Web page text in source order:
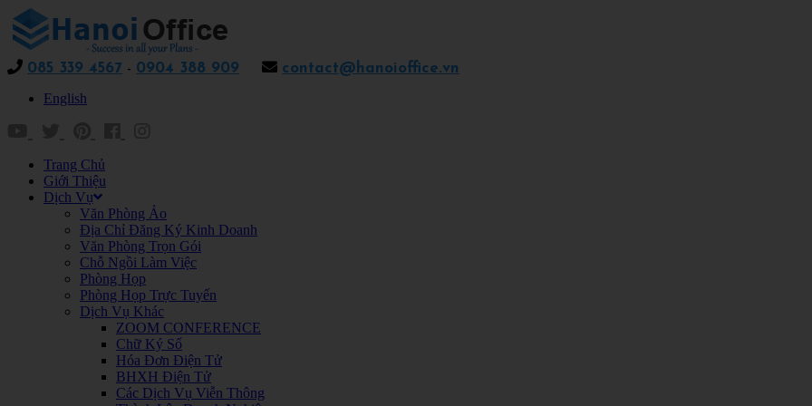
085 339 4567 - 0904 388 909
contact@hanoioffice.vn
English
Trang Chủ
Giới Thiệu
Dịch Vụ
Văn Phòng Ảo
Địa Chỉ Đăng Ký Kinh Doanh
Văn Phòng Trọn Gói
Chỗ Ngồi Làm Việc
Phòng Họp
Phòng Họp Trực Tuyến
Dịch Vụ Khác
ZOOM CONFERENCE
Chữ Ký Số
Hóa Đơn Điện Tử
BHXH Điện Tử
Các Dịch Vụ Viễn Thông